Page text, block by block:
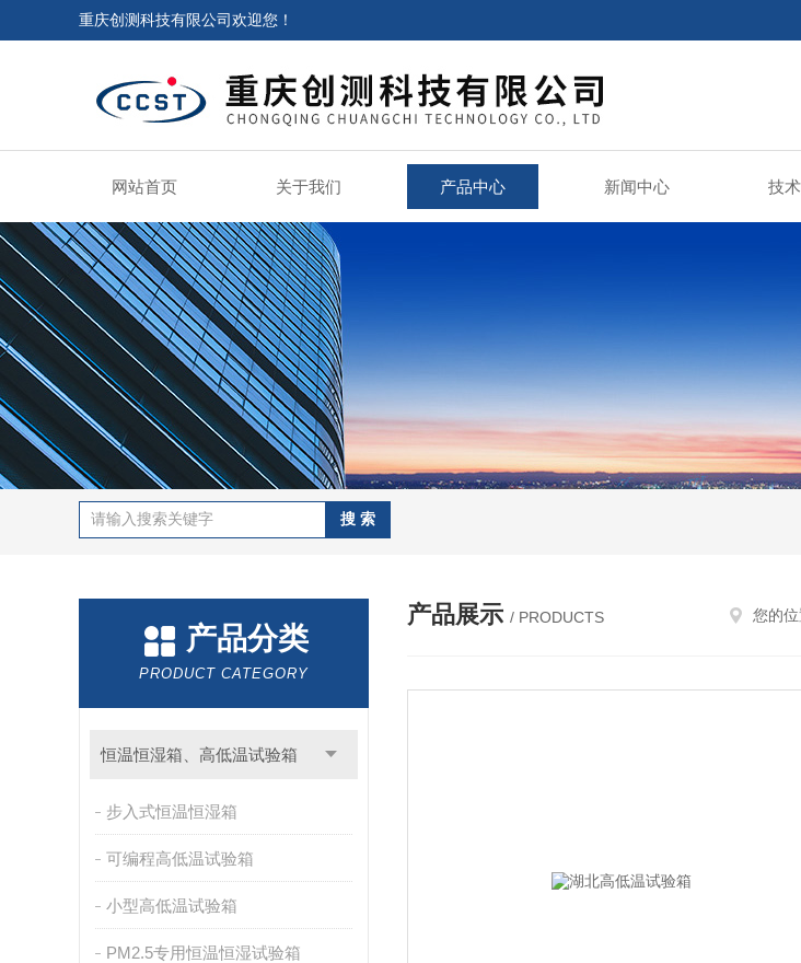
重庆创测科技有限公司欢迎您！
网站首页 关于我们 产品中心 新闻中心 技
产品分类
PRODUCT CATEGORY
恒温恒湿箱、高低温试验箱
步入式恒温恒湿箱
可编程高低温试验箱
小型高低温试验箱
PM2.5专用恒温恒湿试验箱
产品展示 / PRODUCTS 您的位